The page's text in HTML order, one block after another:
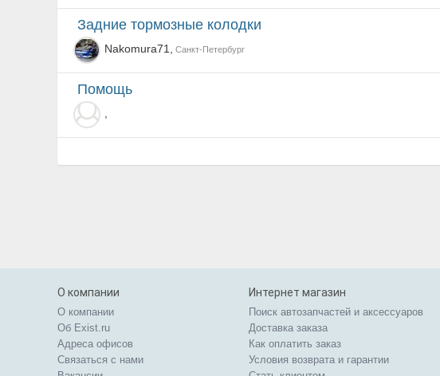
задние тормозные колодки
Nakomura71, Санкт-Петербург
помощь
О компании
О компании
Об Exist.ru
Адреса офисов
Связаться с нами
Интернет магазин
Поиск автозапчастей и аксессуаров
Доставка заказа
Как оплатить заказ
Условия возврата и гарантии